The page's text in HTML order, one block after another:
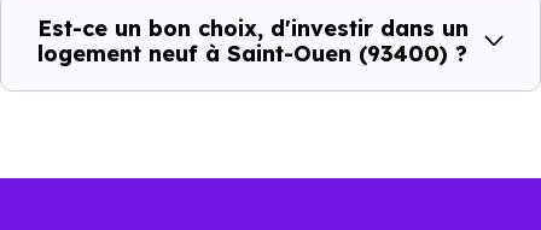
BBC, RT2012, RE2020
Économies
mensuelles sur les
Plus grande
Est-ce un bon choix, d'investir dans un
logement neuf à Saint-Ouen (93400) ?